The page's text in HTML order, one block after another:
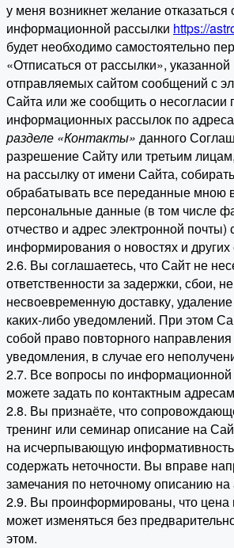
у меня возникнет желание отказаться
информационной рассылки https://
будет необходимо самостоятельно
«Отписаться от рассылки», указанной
отправляемых сайтом сообщений с
Сайта или же сообщить о несогласии
информационных рассылок по
разделе «Контакты» данного
разрешение Сайту или третьим
на рассылку от имени Сайта,
обрабатывать все переданные мною
персональные данные (в том числе
отчество и адрес электронной почты)
информирования о новостях и
2.6. Вы соглашаетесь, что Сайт не
ответственности за задержки, сбои,
несвоевременную доставку,
каких-либо уведомлений. При этом
собой право повторного
уведомления, в случае его
2.7. Все вопросы по
можете задать по контактным
2.8. Вы признаёте, что
тренинг или семинар описание на
на исчерпывающую
содержать неточности. Вы вправе
замечания по неточному описанию
2.9. Вы проинформированы, что цена
может изменяться без
этом.